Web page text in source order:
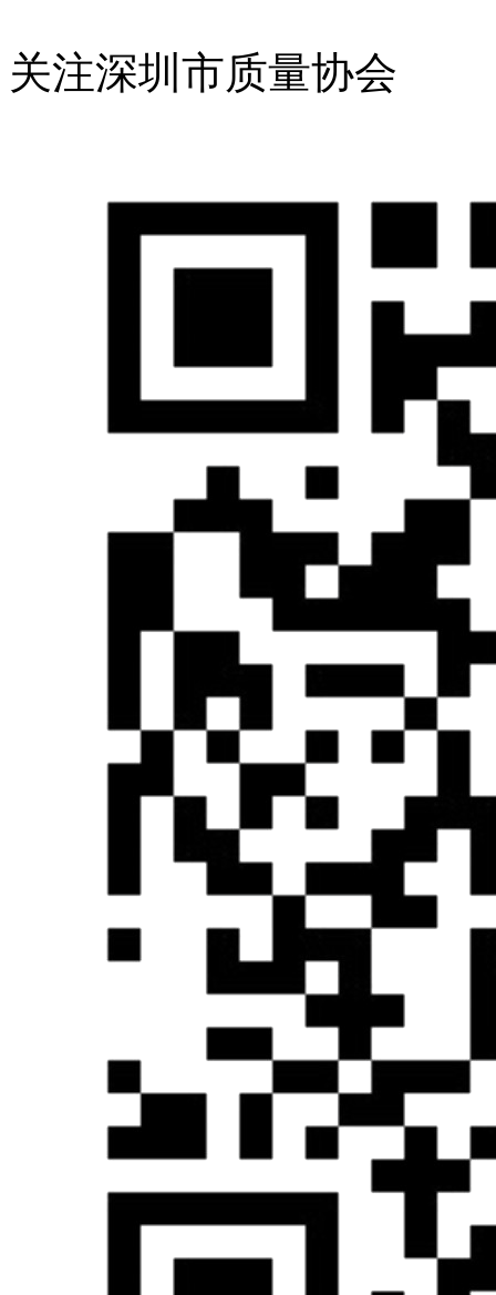
关注深圳市质量协会